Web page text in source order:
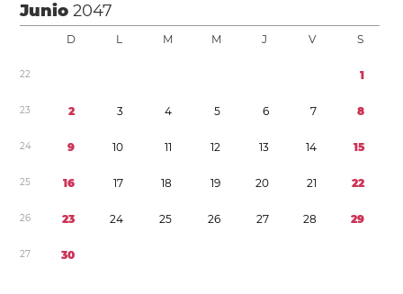
Junio2047
D L M M J V S
22 1
23 2 3 4 5 6 7 8
24 9 10 11 12 13 14 15
25 16 17 18 19 20 21 22
26 23 24 25 26 27 28 29
27 30